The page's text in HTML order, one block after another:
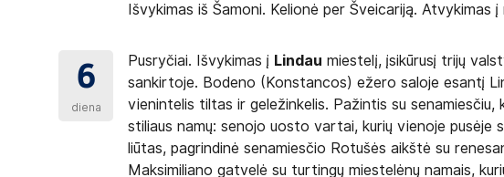
Išvykimas iš Šamoni. Kelionė per Šveicariją. Atvykimas
6
diena
Pusryčiai. Išvykimas į Lindau miestelį, įsikūrusį trijų
sankirtoje. Bodeno (Konstancos) ežero saloje esantį
vienintelis tiltas ir geležinkelis. Pažintis su
stiliaus namų: senojo uosto vartai, kurių vienoje
liūtas, pagrindinė senamiesčio Rotušės aikštė su
Maksimiliano gatvelė su turtingų miestelėnų namais,